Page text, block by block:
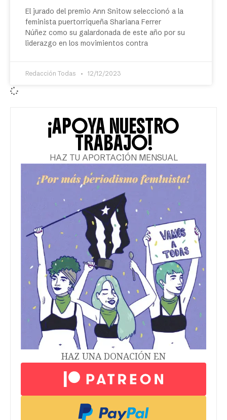
El jurado del premio Ann Snitow seleccionó a la
feminista puertorriqueña Shariana Ferrer
Núñez como su galardonada de este año por su
liderazgo en los movimientos contra
Redacción Todas 12/12/2023
¡APOYA NUESTRO
TRABAJO!
HAZ TU APORTACIÓN MENSUAL
HAZ UNA DONACIÓN EN